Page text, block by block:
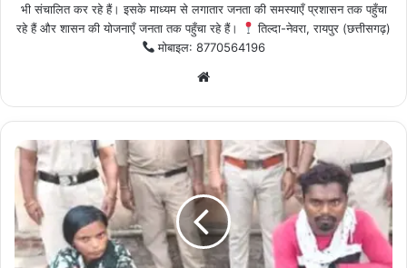
भी संचालित कर रहे हैं। इसके माध्यम से लगातार जनता की समस्याएँ प्रशासन तक पहुँचा
रहे हैं और शासन की योजनाएँ जनता तक पहुँचा रहे हैं।
तिल्दा-नेवरा, रायपुर (छत्तीसगढ़)
मोबाइल: 8770564196
Website